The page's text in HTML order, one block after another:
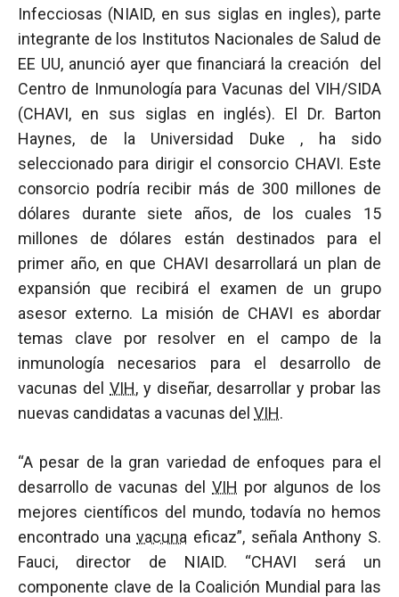
Infecciosas (NIAID, en sus siglas en ingles), parte
integrante de los Institutos Nacionales de Salud de
EE UU, anunció ayer que financiará la creación del
Centro de Inmunología para Vacunas del VIH/SIDA
(CHAVI, en sus siglas en inglés). El Dr. Barton
Haynes, de la Universidad Duke , ha sido
seleccionado para dirigir el consorcio CHAVI. Este
consorcio podría recibir más de 300 millones de
dólares durante siete años, de los cuales 15
millones de dólares están destinados para el
primer año, en que CHAVI desarrollará un plan de
expansión que recibirá el examen de un grupo
asesor externo. La misión de CHAVI es abordar
temas clave por resolver en el campo de la
inmunología necesarios para el desarrollo de
vacunas del VIH, y diseñar, desarrollar y probar las
nuevas candidatas a vacunas del VIH.
“A pesar de la gran variedad de enfoques para el
desarrollo de vacunas del VIH por algunos de los
mejores científicos del mundo, todavía no hemos
encontrado unavacuna eficaz”, señala Anthony S.
Fauci, director de NIAID. “CHAVI será un
componente clave de la Coalición Mundial para las